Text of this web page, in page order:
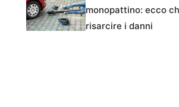
monopattino: ecco
risarcire i danni